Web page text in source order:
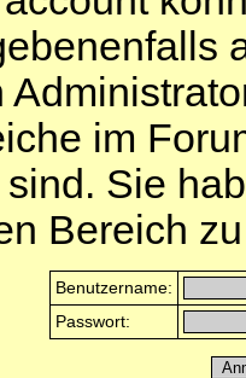
im
Sie
Bereich
Benutzername:
Passwort: